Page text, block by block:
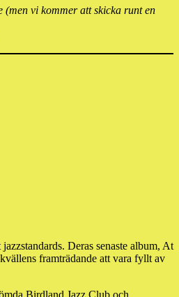
vi kommer att skicka runt en
Deras senaste album, At
framträdande att vara fyllt av
Birdland Jazz Club och